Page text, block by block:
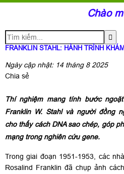
Chào
FRANKLIN STAHL: HÀNH TRÌNH
Ngày cập nhật: 14 tháng 8 2025
Chia sẻ
Thí nghiệm mang tính bước
Franklin W. Stahl và người đồng
cho thấy cách DNA sao chép, góp
mạng trong nghiên cứu gene.
Trong giai đoạn 1951-1953, các
Rosalind Franklin đã chụp ảnh